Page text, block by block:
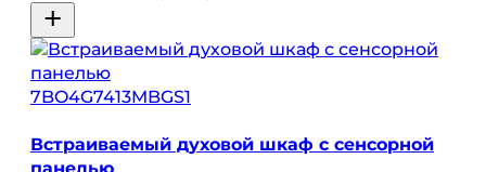
7BO4G7413MBGS1
Встраиваемый духовой шкаф с сенсорной
панелью